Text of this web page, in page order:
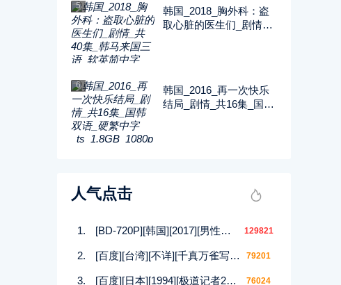
5
韩国_2018_胸外科：盗
取心脏的医生们_剧情_
6
韩国_2016_再一次快乐
结局_剧情_共16集_国韩
人气点击
[BD-720P][韩国][2017][男性的17种幻想][崔在焕/朴庆熙][韩语中字][MP4/1.5G][HD高清] 129821
[百度][台湾][不详][千真万雀写真集][12集][MKV] 79201
[百度][日本][1994][极道记者2马券転生篇][日语/中文软字幕][DVDISO/4.00GB] 76024